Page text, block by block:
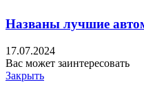
Названы лучшие
17.07.2024
Вас может заинтересовать
Закрыть